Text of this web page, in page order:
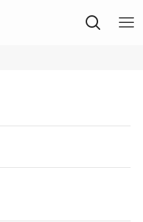
土居地区の商店街